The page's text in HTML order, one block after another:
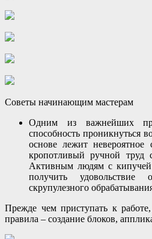
Советы начинающим мастерам
Одним из важнейших
способность проникнуться
основе лежит невероятное
кропотливый ручной труд
Активным людям с кипучей
получить
скрупулезного
Прежде чем приступать к
правила – создание блоков,